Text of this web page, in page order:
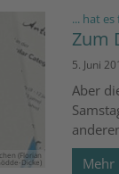
(Florian
Dicke)
... hat
Zum
5. Juni
Aber
Mehr